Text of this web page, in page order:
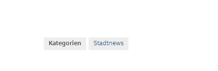
Kategorien Stadtnews